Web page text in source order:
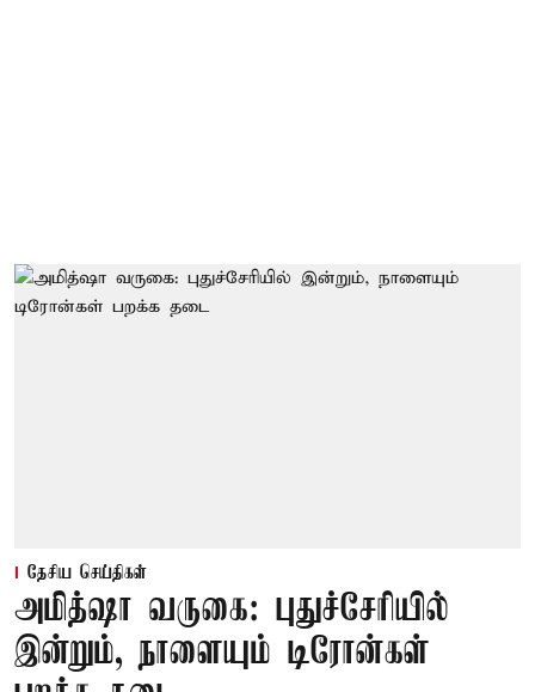
தேசிய செய்திகள்
அமித்ஷா வருகை: புதுச்சேரியில்
இன்றும், நாளையும் டிரோன்கள்